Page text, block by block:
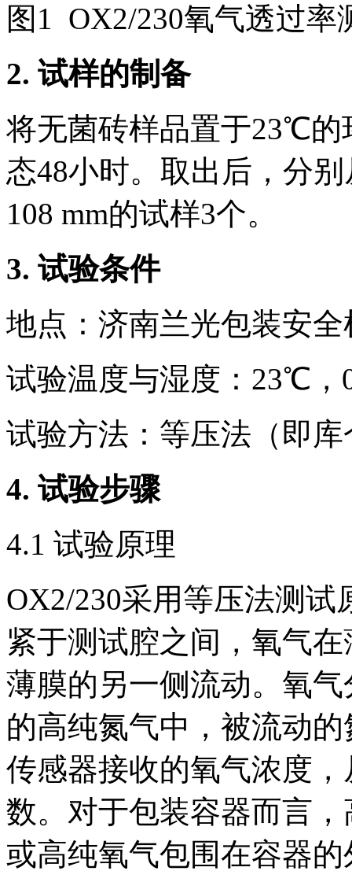
图1 OX2/230氧气透过率
2. 试样的制备
将无菌砖样品置于23℃的
态48小时。取出后，分
108 mm的试样3个。
3. 试验条件
地点：济南兰光包装安
试验温度与湿度：23℃，
试验方法：等压法（即
4. 试验步骤
4.1 试验原理
OX2/230采用等压法测
紧于测试腔之间，氧气
薄膜的另一侧流动。氧
的高纯氮气中，被流动
传感器接收的氧气浓度
数。对于包装容器而言
或高纯氧气包围在容器的